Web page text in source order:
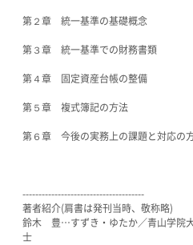
第２章 統一基準の基礎概念
第３章 統一基準での財務書類
第４章 固定資産台帳の整備
第５章 複式簿記の方法
第６章 今後の実務上の課題と対応の
--------------------------------------
著者紹介(肩書は発刊当時、敬称略)
鈴木 豊…すずき・ゆたか／青山学院
士